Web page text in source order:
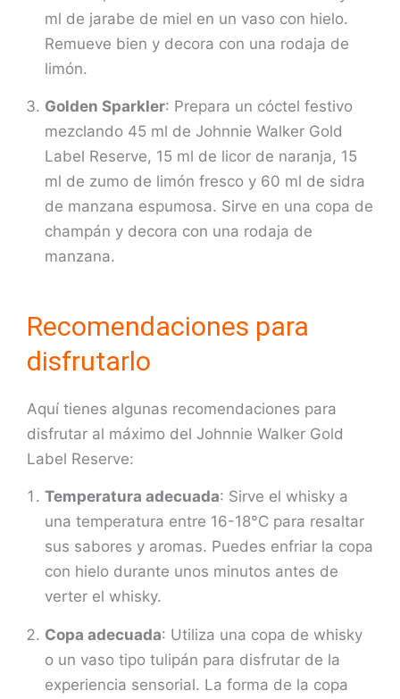
ml de jarabe de miel en un vaso con hielo.
Remueve bien y decora con una rodaja de
limón.
Golden Sparkler: Prepara un cóctel festivo
mezclando 45 ml de Johnnie Walker Gold
Label Reserve, 15 ml de licor de naranja, 15
ml de zumo de limón fresco y 60 ml de sidra
de manzana espumosa. Sirve en una copa de
champán y decora con una rodaja de
manzana.
Recomendaciones para
disfrutarlo
Aquí tienes algunas recomendaciones para
disfrutar al máximo del Johnnie Walker Gold
Label Reserve:
Temperatura adecuada: Sirve el whisky a
una temperatura entre 16-18°C para resaltar
sus sabores y aromas. Puedes enfriar la copa
con hielo durante unos minutos antes de
verter el whisky.
Copa adecuada: Utiliza una copa de whisky
o un vaso tipo tulipán para disfrutar de la
experiencia sensorial. La forma de la copa